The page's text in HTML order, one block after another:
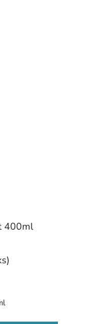
400ml